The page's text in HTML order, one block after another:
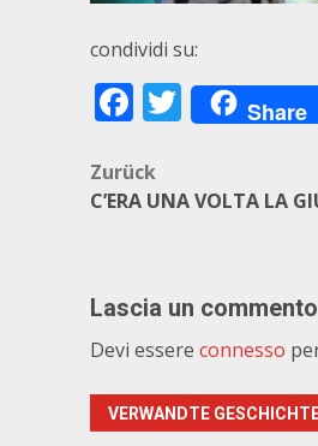
condividi su:
Facebook
Twitter
Share
Zurück
C’ERA UNA VOLTA LA
Lascia un commento
Devi essere connesso
VERWANDTE